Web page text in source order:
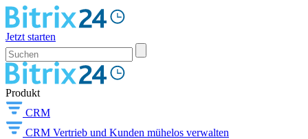
Jetzt starten
Produkt
CRM
CRM Vertrieb und Kunden mühelos verwalten